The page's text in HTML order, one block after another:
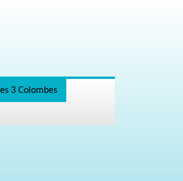
3 Colombes